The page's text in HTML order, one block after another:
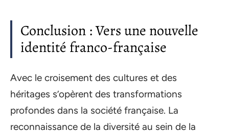
Conclusion : Vers une nouvelle
identité franco-française
Avec le croisement des cultures et des
héritages s’opèrent des transformations
profondes dans la société française. La
reconnaissance de la diversité au sein de la